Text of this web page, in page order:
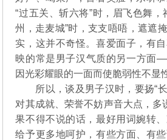
“过五关、斩六将”时，眉飞色舞，
州，走麦城”时，支支唔唔，遮遮
实，这并不奇怪。喜爱面子，有
映的常是男子汉气质的另一方面
因光彩耀眼的一面而使脆弱性不显
所以，谈及男子汉时，要扬“长”
对其成就、荣誉不妨声音大点，多
果不得不说的话，最好用词婉转
给予更多地呵护，有些方面、有